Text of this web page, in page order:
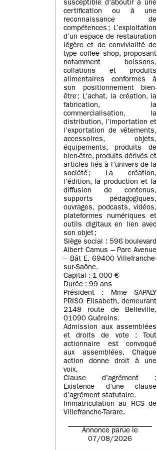
susceptible d’aboutir à une
certification ou à une
reconnaissance de
compétences ; L’exploitation
d’un espace de restauration
légère et de convivialité de
type coffee shop, proposant
notamment boissons,
collations et produits
alimentaires conformes à
son positionnement bien-
être ; L’achat, la création, la
fabrication, la
commercialisation, la
distribution, l’importation et
l’exportation de vêtements,
accessoires, objets,
équipements, produits de
bien-être, produits dérivés et
articles liés à l’univers de la
société ; La création,
l’édition, la production et la
diffusion de contenus,
supports pédagogiques,
ouvrages, podcasts, vidéos,
plateformes numériques et
outils digitaux en lien avec
son objet ;
Siège social : 596 boulevard
Albert Camus – Parc Avenue
– Bât E, 69400 Villefranche-
sur-Saône.
Capital : 1 000 €
Durée : 99 ans
Président : Mme SAPALY
PRISO Elisabeth, demeurant
2148 route de Belleville,
01090 Guéreins.
Admission aux assemblées
et droits de vote : Tout
actionnaire est convoqué
aux assemblées. Chaque
action donne droit à une
voix.
Clause d’agrément :
Existence d’une clause
d’agrément statutaire.
Immatriculation au RCS de
Villefranche-Tarare.
Annonce parue le
07/08/2026